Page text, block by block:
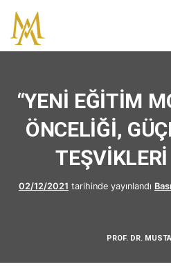
“YENİ EĞİTİM
ÖNCELİĞİ,
02/12/2021 tarihinde yayınlandı
PROF. DR.